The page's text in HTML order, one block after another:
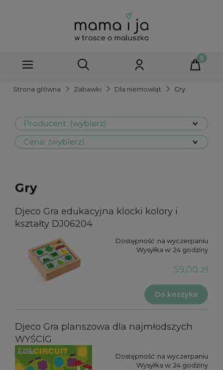
Strona główna Zabawki Dla niemowląt Gry
Producent: (wybierz)
Cena: (wybierz)
Gry
Djeco Gra edukacyjna klocki kolory i
kształty DJ06204
Dostępność: na wyczerpaniu
Wysyłka w: 24 godziny
59,00 zł
Do koszyka
Djeco Gra planszowa dla najmłodszych
WYŚCIG
Dostępność: na wyczerpaniu
Wysyłka w: 24 godziny